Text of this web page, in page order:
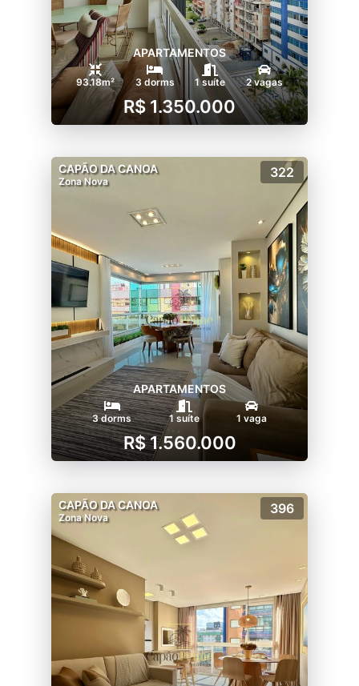
APARTAMENTOS
93.18m² 3 dorms 1 suíte 2 vagas
R$ 1.350.000
CAPÃO DA CANOA
Zona Nova
322
APARTAMENTOS
3 dorms 1 suíte 1 vaga
R$ 1.560.000
CAPÃO DA CANOA
Zona Nova
396